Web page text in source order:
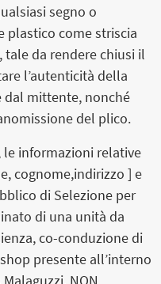
segno o
plastico come striscia
da rendere chiusi il
l’autenticità della
dal mittente, nonché
del plico.
le informazioni relative
cognome,indirizzo ] e
di Selezione per
di una unità da
co-conduzione di
presente all’interno
NON